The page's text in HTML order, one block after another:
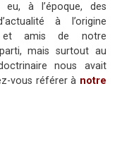
à l’époque, des
à l’origine
et amis de notre
mais surtout au
nous avait
vous référer à notre